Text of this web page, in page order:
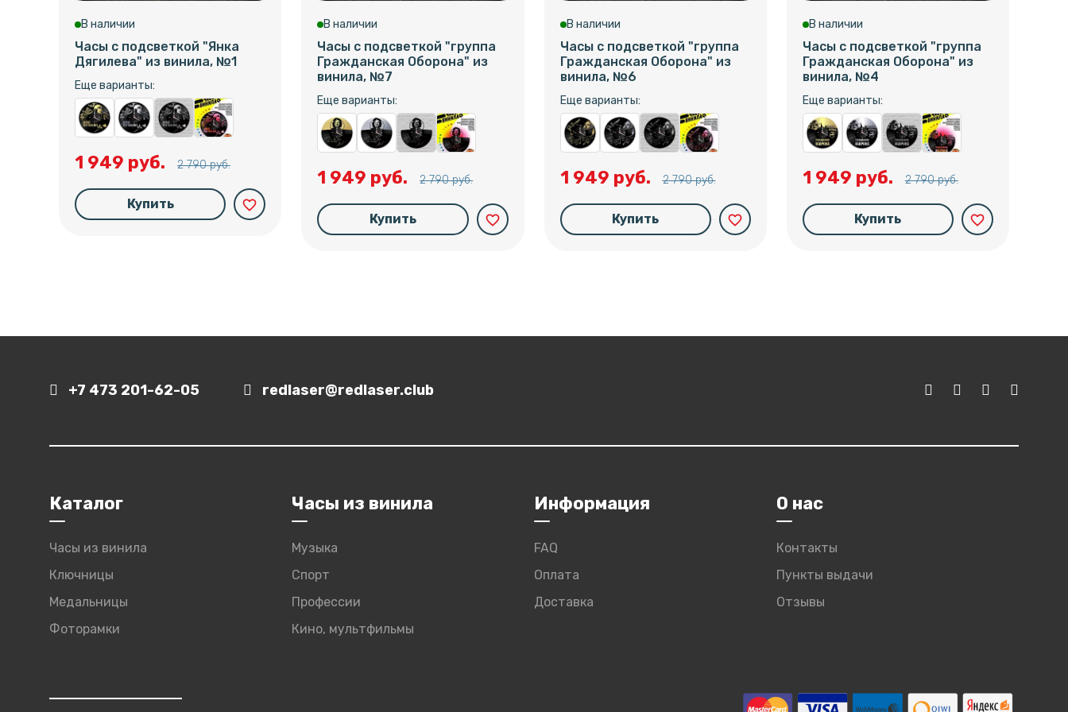
В наличии
Часы с подсветкой "Янка
Дягилева" из винила, №1
Еще варианты:
1 949 руб. 2 790 руб.
Купить favorite_border
В наличии
Часы с подсветкой "группа
Гражданская Оборона" из
винила, №7
Еще варианты:
1 949 руб. 2 790 руб.
Купить favorite_border
В наличии
Часы с подсветкой "группа
Гражданская Оборона" из
винила, №6
Еще варианты:
1 949 руб. 2 790 руб.
Купить favorite_border
В наличии
Часы с подсветкой "группа
Гражданская Оборона" из
винила, №4
Еще варианты:
1 949 руб. 2 790 руб.
Купить favorite_border
+7 473 201-62-05 redlaser@redlaser.club
Каталог
Часы из винила
Ключницы
Медальницы
Фоторамки
Часы из винила
Музыка
Спорт
Профессии
Кино, мультфильмы
Информация
FAQ
Оплата
Доставка
О нас
Контакты
Пункты выдачи
Отзывы